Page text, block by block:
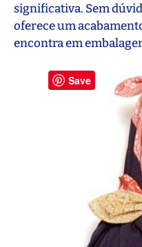
significativa. Sem
oferece um
encontra em
Save